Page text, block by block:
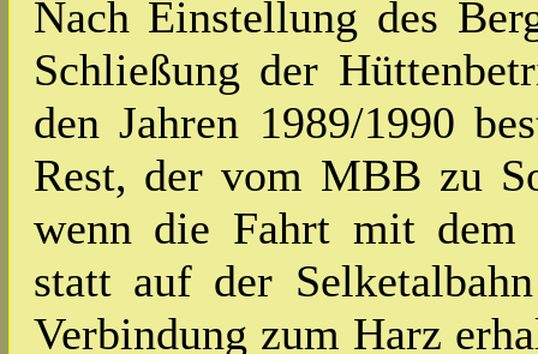
Nach Einstellung des
Schließung der
den Jahren 1989/1990
Rest, der vom MBB zu
wenn die Fahrt mit dem
statt auf der
Verbindung zum Harz